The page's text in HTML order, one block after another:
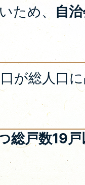
ため、 自
が総人口
総戸数19